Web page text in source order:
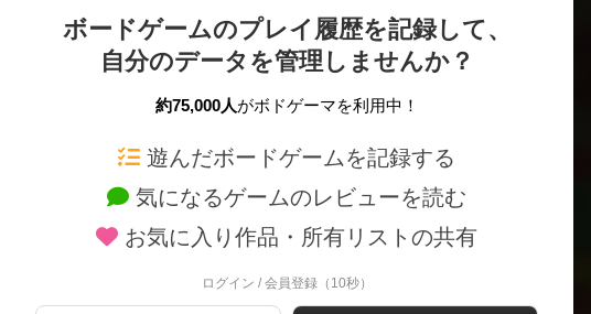
ボードゲームのプレイ履歴を記録して、
自分のデータを管理しませんか？
約75,000人がボドゲーマを利用中！
遊んだボードゲームを記録する
気になるゲームのレビューを読む
お気に入り作品・所有リストの共有
ログイン / 会員登録（10秒）
ボードゲームを検索する
ボードゲームの新着レビュー
新作・再入荷情報
定番ボードゲームの通販商品
国産ボードゲームの通販商品